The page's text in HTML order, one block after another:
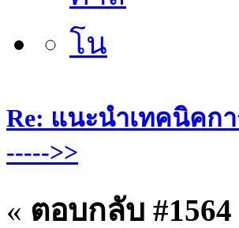
Re: แนะนำเทคนิคก
----->>
« ตอบกลับ #1564